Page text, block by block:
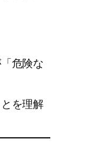
危険な
を理解